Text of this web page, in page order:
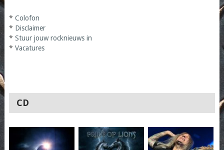
* Colofon
* Disclaimer
* Stuur jouw rocknieuws in
* Vacatures
CD